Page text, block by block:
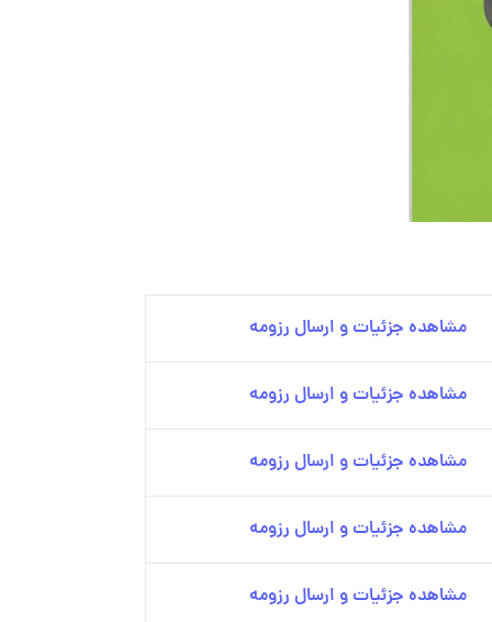
مشاهده جزئیات و ارسال رزومه
مشاهده جزئیات و ارسال رزومه
مشاهده جزئیات و ارسال رزومه
مشاهده جزئیات و ارسال رزومه
مشاهده جزئیات و ارسال رزومه